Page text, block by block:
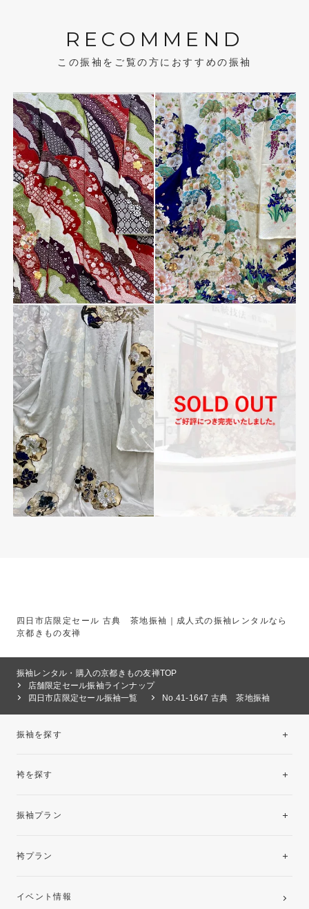
RECOMMEND
この振袖をご覧の方におすすめの振袖
四日市店限定セール 古典 茶地振袖｜成人式の振袖レンタルなら
京都きもの友禅
振袖レンタル・購入の京都きもの友禅TOP
店舗限定セール振袖ラインナップ
四日市店限定セール振袖一覧
No.41-1647 古典 茶地振袖
振袖を探す
袴を探す
振袖プラン
レンタルプラン
袴プラン
卒業袴レンタルプラン
イベント情報